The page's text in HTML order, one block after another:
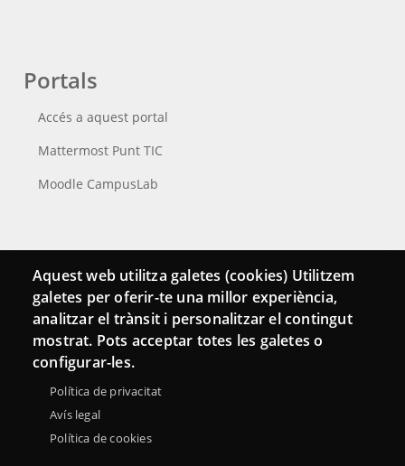
Portals
Accés a aquest portal
Mattermost Punt TIC
Moodle CampusLab
Connecta
Bustia de contacte
Butlletins
Aquest web utilitza galetes (cookies) Utilitzem
galetes per oferir-te una millor experiència,
analitzar el trànsit i personalitzar el contingut
mostrat. Pots acceptar totes les galetes o
configurar-les.
Política de privacitat
Avís legal
Política de cookies